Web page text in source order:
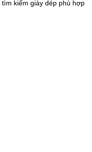
kiếm giày dép phù hợp